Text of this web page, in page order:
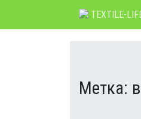
TEXTILE-
Метка: